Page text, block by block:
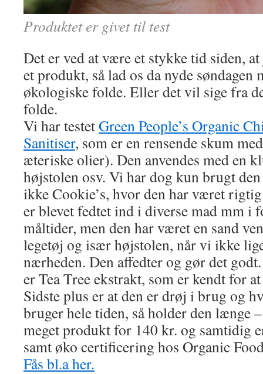
Produktet er givet til test
Det er ved at være et stykke tid siden,
et produkt, så lad os da nyde
økologiske folde. Eller det vil sige fra
folde.
Vi har testetGreen People’s Organic
Sanitiser, som er en rensende skum
æteriske olier). Den anvendes med en
højstolen osv. Vi har dog kun brugt
ikke Cookie’s, hvor den har været
er blevet fedtet ind i diverse mad mm i
måltider, men den har været en sand
legetøj og især højstolen, når vi ikke
nærheden. Den affedter og gør det
er Tea Tree ekstrakt, som er kendt for
Sidste plus er at den er drøj i brug og
bruger hele tiden, så holder den længe
meget produkt for 140 kr. og samtidig
samt øko certificering hos Organic
Fås bl.a her.